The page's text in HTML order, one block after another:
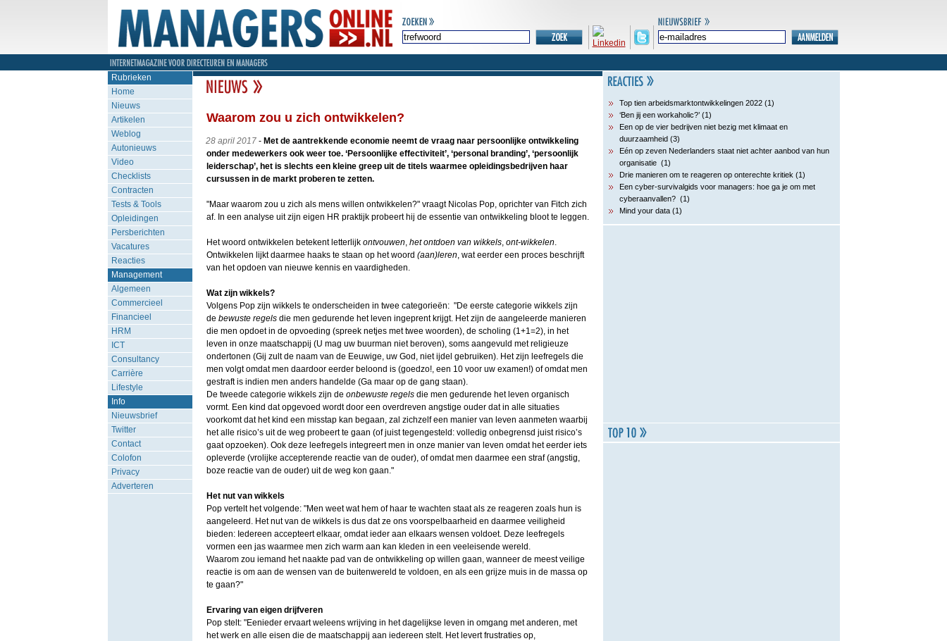
Rubrieken
Home
Nieuws
Artikelen
Weblog
Autonieuws
Video
Checklists
Contracten
Tests & Tools
Opleidingen
Persberichten
Vacatures
Reacties
Management
Algemeen
Commercieel
Financieel
HRM
ICT
Consultancy
Carrière
Lifestyle
Info
Nieuwsbrief
Twitter
Contact
Colofon
Privacy
Adverteren
Waarom zou u zich ontwikkelen?
28 april 2017- Met de aantrekkende economie neemt de vraag naar persoonlijke ontwikkeling
onder medewerkers ook weer toe. ‘Persoonlijke effectiviteit’, ‘personal branding’, ‘persoonlijk
leiderschap’, het is slechts een kleine greep uit de titels waarmee opleidingsbedrijven haar
cursussen in de markt proberen te zetten.
"Maar waarom zou u zich als mens willen ontwikkelen?" vraagt Nicolas Pop, oprichter van Fitch zich
af. In een analyse uit zijn eigen HR praktijk probeert hij de essentie van ontwikkeling bloot te leggen.
Het woord ontwikkelen betekent letterlijk ontvouwen, het ontdoen van wikkels, ont-wikkelen.
Ontwikkelen lijkt daarmee haaks te staan op het woord (aan)leren, wat eerder een proces beschrijft
van het opdoen van nieuwe kennis en vaardigheden.
Wat zijn wikkels?
Volgens Pop zijn wikkels te onderscheiden in twee categorieën: "De eerste categorie wikkels zijn
de bewuste regelsdie men gedurende het leven ingeprent krijgt. Het zijn de aangeleerde manieren
die men opdoet in de opvoeding (spreek netjes met twee woorden), de scholing (1+1=2), in het
leven in onze maatschappij (U mag uw buurman niet beroven), soms aangevuld met religieuze
ondertonen (Gij zult de naam van de Eeuwige, uw God, niet ijdel gebruiken). Het zijn leefregels die
men volgt omdat men daardoor eerder beloond is (goedzo!, een 10 voor uw examen!) of omdat men
gestraft is indien men anders handelde (Ga maar op de gang staan).
De tweede categorie wikkels zijn de onbewuste regelsdie men gedurende het leven organisch
vormt. Een kind dat opgevoed wordt door een overdreven angstige ouder dat in alle situaties
voorkomt dat het kind een misstap kan begaan, zal zichzelf een manier van leven aanmeten waarbij
het alle risico’s uit de weg probeert te gaan (of juist tegengesteld: volledig onbegrensd juist risico’s
gaat opzoeken). Ook deze leefregels integreert men in onze manier van leven omdat het eerder iets
opleverde (vrolijke accepterende reactie van de ouder), of omdat men daarmee een straf (angstig,
boze reactie van de ouder) uit de weg kon gaan."
Het nut van wikkels
Pop vertelt het volgende: "Men weet wat hem of haar te wachten staat als ze reageren zoals hun is
aangeleerd. Het nut van de wikkels is dus dat ze ons voorspelbaarheid en daarmee veiligheid
bieden: Iedereen accepteert elkaar, omdat ieder aan elkaars wensen voldoet. Deze leefregels
vormen een jas waarmee men zich warm aan kan kleden in een veeleisende wereld.
Waarom zou iemand het naakte pad van de ontwikkeling op willen gaan, wanneer de meest veilige
reactie is om aan de wensen van de buitenwereld te voldoen, en als een grijze muis in de massa op
te gaan?"
Ervaring van eigen drijfveren
Pop stelt: "Eenieder ervaart weleens wrijving in het dagelijkse leven in omgang met anderen, met
het werk en alle eisen die de maatschappij aan iedereen stelt. Het levert frustraties op,
Top tien arbeidsmarktontwikkelingen 2022 (1)
‘Ben jij een workaholic?’ (1)
Een op de vier bedrijven niet bezig met klimaat en
duurzaamheid (3)
Eén op zeven Nederlanders staat niet achter aanbod van hun
organisatie (1)
Drie manieren om te reageren op onterechte kritiek (1)
Een cyber-survivalgids voor managers: hoe ga je om met
cyberaanvallen? (1)
Mind your data (1)